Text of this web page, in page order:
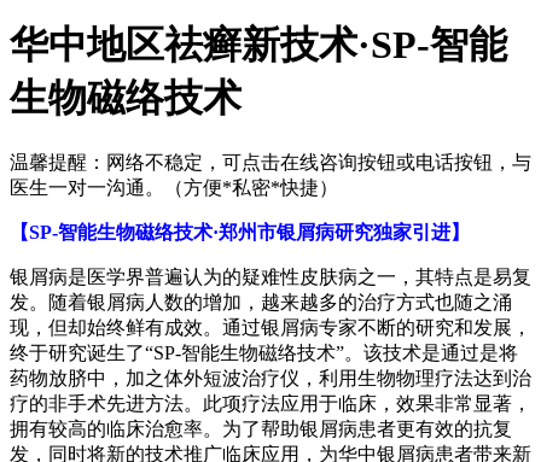
华中地区祛癣新技术·SP-智能
生物磁络技术
温馨提醒： 网络不稳定，可点击在线咨询按钮或电话按钮，与
医生一对一沟通。（方便*私密*快捷）
【SP-智能生物磁络技术·郑州市银屑病研究独家引进】
银屑病是医学界普遍认为的疑难性皮肤病之一，其特点是易复
发。随着银屑病人数的增加，越来越多的治疗方式也随之涌
现，但却始终鲜有成效。通过银屑病专家不断的研究和发展，
终于研究诞生了“SP-智能生物磁络技术”。该技术是通过是将
药物放脐中，加之体外短波治疗仪，利用生物物理疗法达到治
疗的非手术先进方法。此项疗法应用于临床，效果非常显著，
拥有较高的临床治愈率。为了帮助银屑病患者更有效的抗复
发，同时将新的技术推广临床应用，为华中银屑病患者带来新